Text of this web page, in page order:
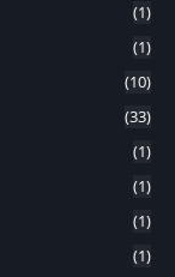
(1)
(1)
(10)
(33)
(1)
(1)
(1)
(1)